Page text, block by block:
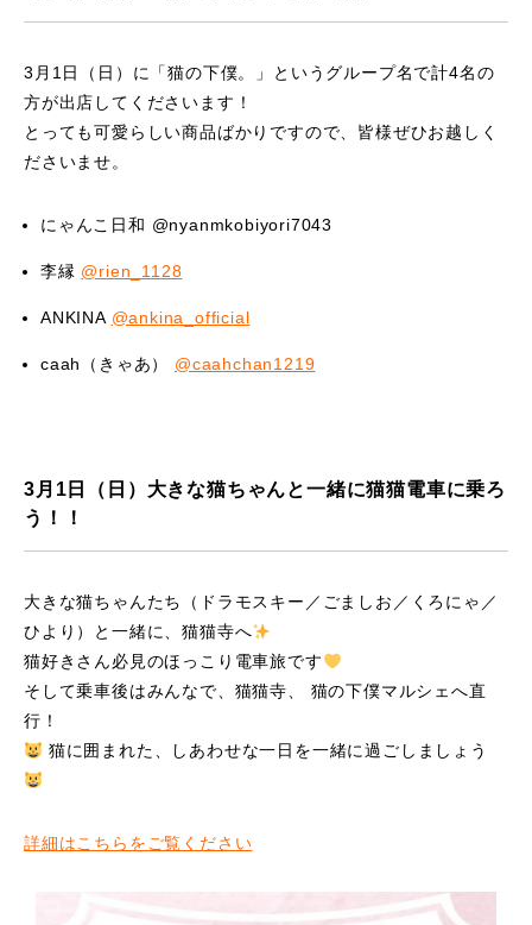
3月1日（日）に「猫の下僕。」というグループ名で計4名の
方が出店してくださいます！
とっても可愛らしい商品ばかりですので、皆様ぜひお越しく
ださいませ。
にゃんこ日和 @nyanmkobiyori7043
李縁 @rien_1128
ANKINA @ankina_official
caah（きゃあ） @caahchan1219
3月1日（日）大きな猫ちゃんと一緒に猫猫電車に乗ろ
う！！
大きな猫ちゃんたち（ドラモスキー／ごましお／くろにゃ／
ひより）と一緒に、猫猫寺へ
猫好きさん必見のほっこり電車旅です
そして乗車後はみんなで、猫猫寺、 猫の下僕マルシェへ直
行！
猫に囲まれた、しあわせな一日を一緒に過ごしましょう
詳細はこちらをご覧ください